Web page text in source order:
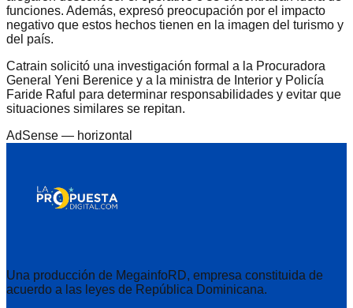
funciones. Además, expresó preocupación por el impacto
negativo que estos hechos tienen en la imagen del turismo y
del país.
Catrain solicitó una investigación formal a la Procuradora
General Yeni Berenice y a la ministra de Interior y Policía
Faride Raful para determinar responsabilidades y evitar que
situaciones similares se repitan.
AdSense — horizontal
Una producción de MegainfoRD, empresa constituida de
acuerdo a las leyes de República Dominicana.